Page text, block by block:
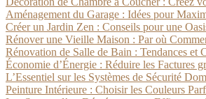
Aménagement du Garage : Idées pour
Créer un Jardin Zen : Conseils pour une
Rénover une Vieille Maison : Par où
Rénovation de Salle de Bain : Tendances et
Économie d’Énergie : Réduire les Factures
L’Essentiel sur les Systèmes de Sécurité
Peinture Intérieure : Choisir les Couleurs